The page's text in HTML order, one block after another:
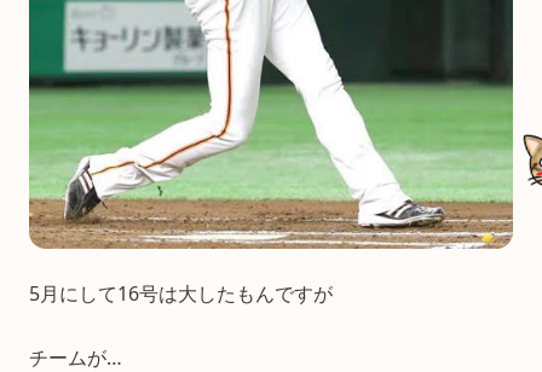
5月にして16号は大したもんですが
チームが…